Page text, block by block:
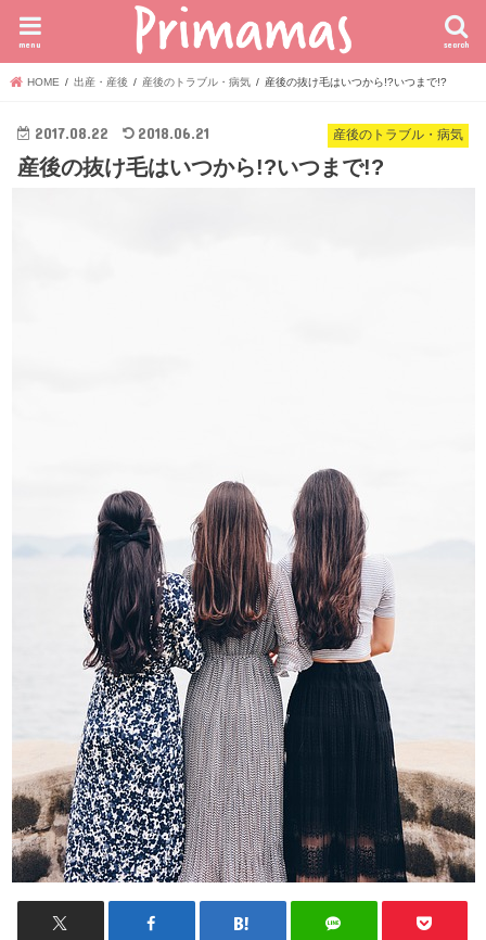
search
menu
HOME 出産・産後 産後のトラブル・病気 産後の抜け毛はいつから!?いつまで!?
産後のトラブル・病気
2017.08.22 2018.06.21
産後の抜け毛はいつから!?いつまで!?